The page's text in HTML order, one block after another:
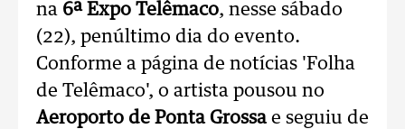
na 6ª Expo Telêmaco, nesse sábado
(22), penúltimo dia do evento.
Conforme a página de notícias 'Folha
de Telêmaco', o artista pousou no
Aeroporto de Ponta Grossa e seguiu de